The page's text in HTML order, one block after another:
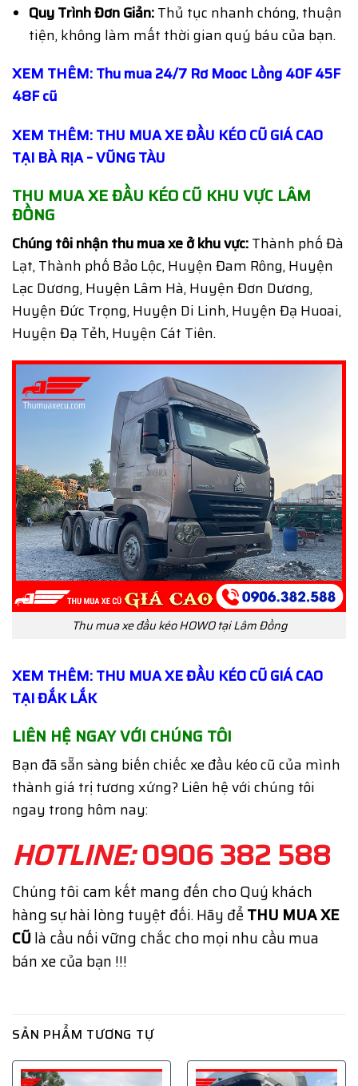
Quy Trình Đơn Giản:Thủ tục nhanh chóng, thuận
tiện, không làm mất thời gian quý báu của bạn.
XEM THÊM: Thu mua 24/7 Rơ Mooc Lồng 40F 45F
48F cũ
XEM THÊM: THU MUA XE ĐẦU KÉO CŨ GIÁ CAO
TẠI BÀ RỊA – VŨNG TÀU
THU MUA XE ĐẦU KÉO CŨ KHU VỰC LÂM
ĐỒNG
Chúng tôi nhận thu mua xe ở khu vực:Thành phố Đà
Lạt, Thành phố Bảo Lộc, Huyện Đam Rông, Huyện
Lạc Dương, Huyện Lâm Hà, Huyện Đơn Dương,
Huyện Đức Trọng, Huyện Di Linh, Huyện Đạ Huoai,
Huyện Đạ Tẻh, Huyện Cát Tiên.
Thu mua xe đầu kéo HOWO tại Lâm Đồng
XEM THÊM: THU MUA XE ĐẦU KÉO CŨ GIÁ CAO
TẠI ĐẮK LẮK
LIÊN HỆ NGAY VỚI CHÚNG TÔI
Bạn đã sẵn sàng biến chiếc xe đầu kéo cũ của mình
thành giá trị tương xứng? Liên hệ với chúng tôi
ngay trong hôm nay:
HOTLINE:0906 382 588
Chúng tôi cam kết mang đến cho Quý khách
hàng sự hài lòng tuyệt đối. Hãy để THU MUA XE
CŨlà cầu nối vững chắc cho mọi nhu cầu mua
bán xe của bạn !!!
SẢN PHẨM TƯƠNG TỰ